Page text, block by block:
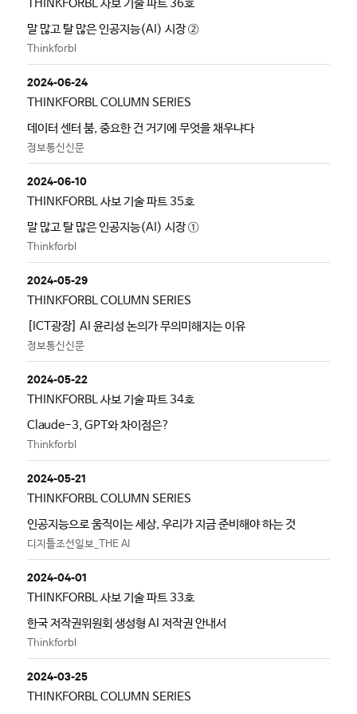
THINKFORBL 사보 기술 파트 36호
말 많고 탈 많은 인공지능(AI) 시장 ②
Thinkforbl
2024-06-24
THINKFORBL COLUMN SERIES
데이터 센터 붐, 중요한 건 거기에 무엇을 채우냐다
정보통신신문
2024-06-10
THINKFORBL 사보 기술 파트 35호
말 많고 탈 많은 인공지능(AI) 시장 ①
Thinkforbl
2024-05-29
THINKFORBL COLUMN SERIES
[ICT광장] AI 윤리성 논의가 무의미해지는 이유
정보통신신문
2024-05-22
THINKFORBL 사보 기술 파트 34호
Claude-3, GPT와 차이점은?
Thinkforbl
2024-05-21
THINKFORBL COLUMN SERIES
인공지능으로 움직이는 세상, 우리가 지금 준비해야 하는 것
디지틀조선일보_THE AI
2024-04-01
THINKFORBL 사보 기술 파트 33호
한국 저작권위원회 생성형 AI 저작권 안내서
Thinkforbl
2024-03-25
THINKFORBL COLUMN SERIES